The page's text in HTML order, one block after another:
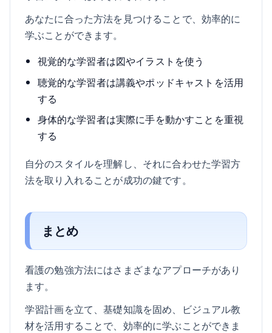
あなたに合った方法を見つけることで、効率的に
学ぶことができます。
視覚的な学習者は図やイラストを使う
聴覚的な学習者は講義やポッドキャストを活用
する
身体的な学習者は実際に手を動かすことを重視
する
自分のスタイルを理解し、それに合わせた学習方
法を取り入れることが成功の鍵です。
まとめ
看護の勉強方法にはさまざまなアプローチがあり
ます。
学習計画を立て、基礎知識を固め、ビジュアル教
材を活用することで、効率的に学ぶことができま